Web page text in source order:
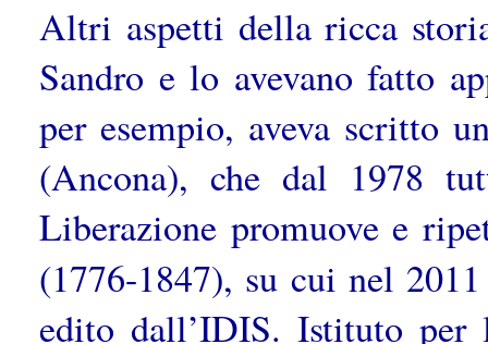
Altri aspetti della ricca
Sandro e lo avevano fatto
per esempio, aveva scritto
(Ancona), che dal 1978
Liberazione promuove e
(1776-1847), su cui nel
edito dall’IDIS. Istituto